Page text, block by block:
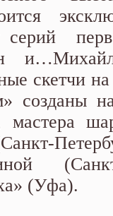
серий
скетчи на
созданы
мастера
(Уфа).